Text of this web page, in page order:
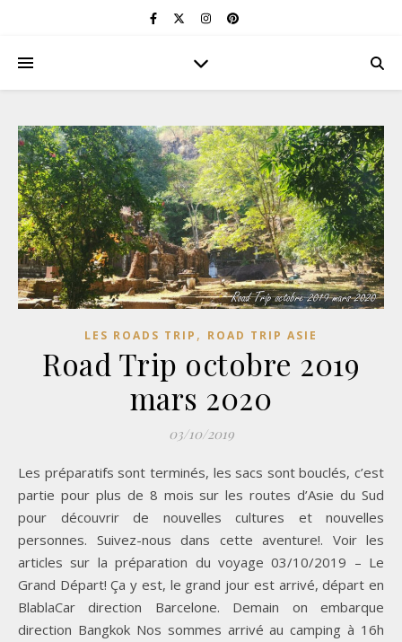
LES ROADS TRIP , ROAD TRIP ASIE
Road Trip octobre 2019
mars 2020
03/10/2019
Les préparatifs sont terminés, les sacs sont bouclés, c’est
partie pour plus de 8 mois sur les routes d’Asie du Sud
pour découvrir de nouvelles cultures et nouvelles
personnes. Suivez-nous dans cette aventure!. Voir les
articles sur la préparation du voyage 03/10/2019 – Le
Grand Départ! Ça y est, le grand jour est arrivé, départ en
BlablaCar direction Barcelone. Demain on embarque
direction Bangkok Nos sommes arrivé au camping à 16h